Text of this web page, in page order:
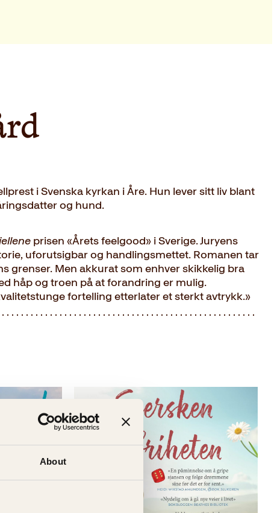
About
i Svenska kyrkan i Åre. Hun lever sitt liv blant
og hund.
prisen «Årets feelgood» i Sverige. Juryens
uforutsigbar og handlingsmettet. Romanen tar
grenser. Men akkurat som enhver skikkelig bra
håp og troen på at forandring er mulig.
fortelling etterlater et sterkt avtrykk.»